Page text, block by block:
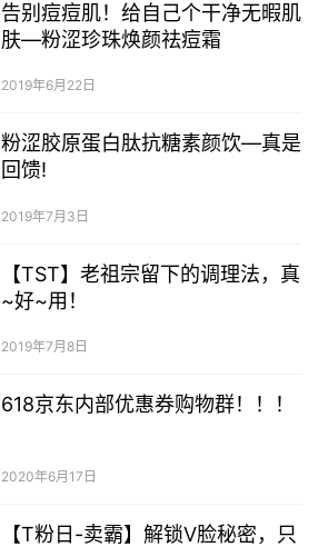
告别痘痘肌！给自己个干净无暇肌
肤—粉涩珍珠焕颜祛痘霜
2019年6月22日
粉涩胶原蛋白肽抗糖素颜饮—真是
回馈!
2019年7月3日
【TST】老祖宗留下的调理法，真
~好~用！
2019年7月8日
618京东内部优惠券购物群！！！
2020年6月17日
【T粉日-卖霸】解锁V脸秘密，只